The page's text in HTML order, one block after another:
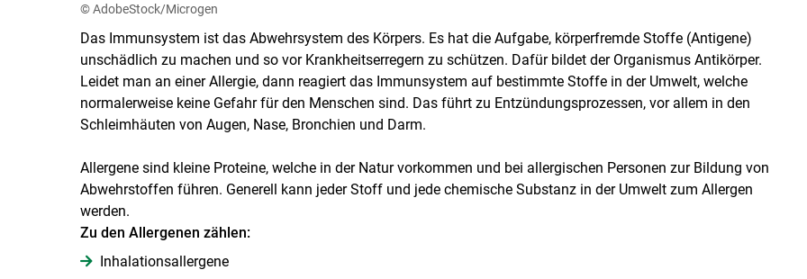
© AdobeStock/Microgen
Das Immunsystem ist das Abwehrsystem des Körpers. Es hat die Aufgabe, körperfremde Stoffe (Antigene)
unschädlich zu machen und so vor Krankheitserregern zu schützen. Dafür bildet der Organismus Antikörper.
Leidet man an einer Allergie, dann reagiert das Immunsystem auf bestimmte Stoffe in der Umwelt, welche
normalerweise keine Gefahr für den Menschen sind. Das führt zu Entzündungsprozessen, vor allem in den
Schleimhäuten von Augen, Nase, Bronchien und Darm.
Allergene sind kleine Proteine, welche in der Natur vorkommen und bei allergischen Personen zur Bildung von
Abwehrstoffen führen. Generell kann jeder Stoff und jede chemische Substanz in der Umwelt zum Allergen
werden.
Zu den Allergenen zählen:
Inhalationsallergene